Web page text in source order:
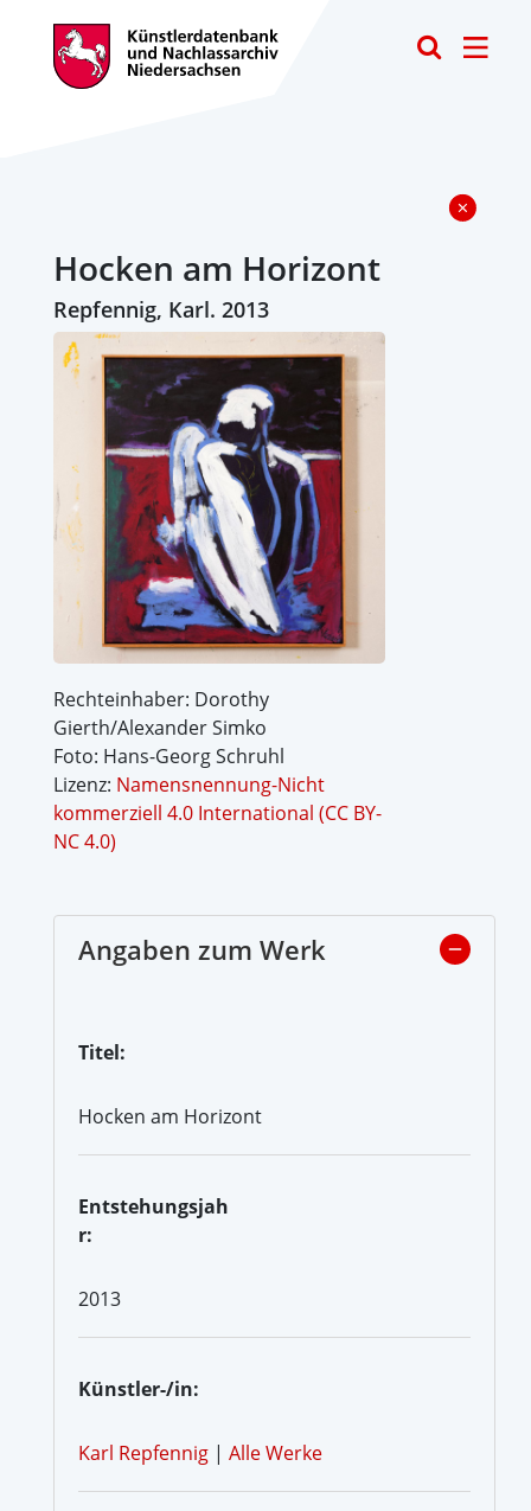
Hocken am Horizont
Repfennig, Karl. 2013
Rechteinhaber: Dorothy
Gierth/Alexander Simko
Foto: Hans-Georg Schruhl
Lizenz: Namensnennung-Nicht
kommerziell 4.0 International (CC BY-
NC 4.0)
Angaben zum Werk
Titel:
Hocken am Horizont
Entstehungsjah
r:
2013
Künstler-/in:
Karl Repfennig | Alle Werke